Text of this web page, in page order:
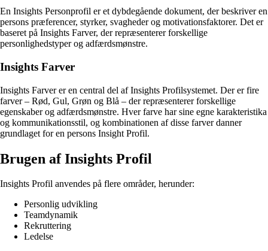
En Insights Personprofil er et dybdegående dokument, der beskriver en
persons præferencer, styrker, svagheder og motivationsfaktorer. Det er
baseret på Insights Farver, der repræsenterer forskellige
personlighedstyper og adfærdsmønstre.
Insights Farver
Insights Farver er en central del af Insights Profilsystemet. Der er fire
farver – Rød, Gul, Grøn og Blå – der repræsenterer forskellige
egenskaber og adfærdsmønstre. Hver farve har sine egne karakteristika
og kommunikationsstil, og kombinationen af disse farver danner
grundlaget for en persons Insight Profil.
Brugen af Insights Profil
Insights Profil anvendes på flere områder, herunder:
Personlig udvikling
Teamdynamik
Rekruttering
Ledelse